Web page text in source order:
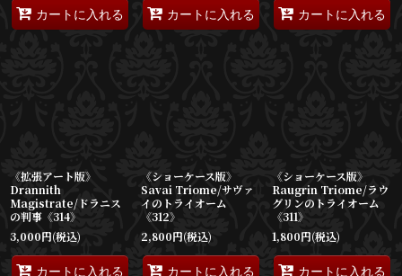
カートに入れる カートに入れる カートに入れる
《拡張アート版》
Drannith
Magistrate/ドラニス
の判事《314》
3,000円(税込)
カートに入れる
《ショーケース版》
Savai Triome/サヴァ
イのトライオーム
《312》
2,800円(税込)
カートに入れる
《ショーケース版》
Raugrin Triome/ラウ
グリンのトライオーム
《311》
1,800円(税込)
カートに入れる